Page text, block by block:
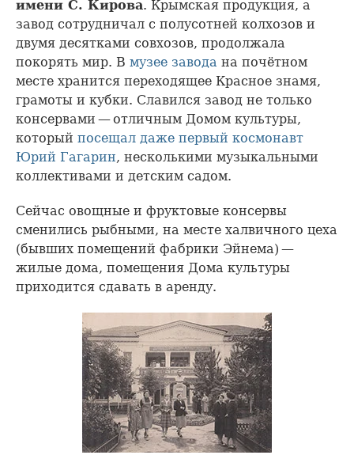
имени С. Кирова. Крымская продукция, а
завод сотрудничал с полусотней колхозов и
двумя десятками совхозов, продолжала
покорять мир. В музее завода на почётном
месте хранится переходящее Красное знамя,
грамоты и кубки. Славился завод не только
консервами — отличным Домом культуры,
который посещал даже первый космонавт
Юрий Гагарин, несколькими музыкальными
коллективами и детским садом.
Сейчас овощные и фруктовые консервы
сменились рыбными, на месте халвичного цеха
(бывших помещений фабрики Эйнема) —
жилые дома, помещения Дома культуры
приходится сдавать в аренду.